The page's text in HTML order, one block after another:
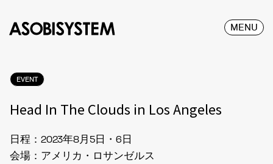
MENU
EVENT
Head In The Clouds in Los Angeles
日程：2023年8月5日・6日
会場：アメリカ・ロサンゼルス